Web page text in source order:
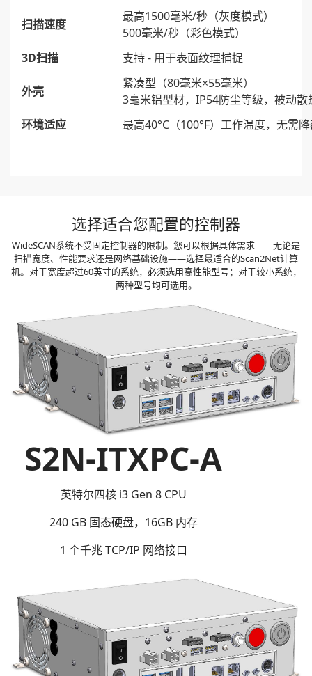
扫描速度
最高1500毫米/秒（灰度模式）
500毫米/秒（彩色模式）
3D扫描
支持 - 用于表面纹理捕捉
外壳
紧凑型（80毫米×55毫米）
3毫米铝型材，IP54防尘等级，被动散
环境适应
最高40°C（100°F）工作温度，无需
选择适合您配置的控制器
WideSCAN系统不受固定控制器的限制。您可以根据具体需求——无论是
扫描宽度、性能要求还是网络基础设施——选择最适合的Scan2Net计算
机。对于宽度超过60英寸的系统，必须选用高性能型号；对于较小系统，
两种型号均可选用。
S2N-ITXPC-A
英特尔四核 i3 Gen 8 CPU
240 GB 固态硬盘，16GB 内存
1 个千兆 TCP/IP 网络接口